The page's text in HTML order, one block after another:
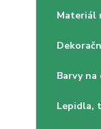
Materiál
Barvy na
Lepidla,